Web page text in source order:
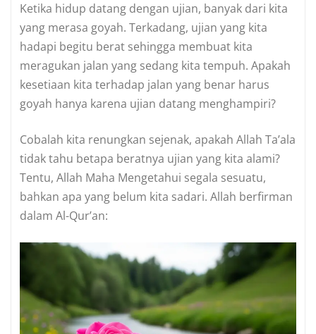
Ketika hidup datang dengan ujian, banyak dari kita
yang merasa goyah. Terkadang, ujian yang kita
hadapi begitu berat sehingga membuat kita
meragukan jalan yang sedang kita tempuh. Apakah
kesetiaan kita terhadap jalan yang benar harus
goyah hanya karena ujian datang menghampiri?
Cobalah kita renungkan sejenak, apakah Allah Ta’ala
tidak tahu betapa beratnya ujian yang kita alami?
Tentu, Allah Maha Mengetahui segala sesuatu,
bahkan apa yang belum kita sadari. Allah berfirman
dalam Al-Qur’an: